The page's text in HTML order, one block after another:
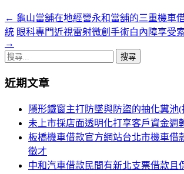
文
章
導
覽
← 龜山當舖在地經營永和當舖的三重機車
統 眼科專門近視雷射微創手術白內障享受
→
搜
關
近期文章
隱形鐵窗主打防墜與防盜的抽化糞池(
未上市採店面透明化打享客戶資金週
板橋機車借款官方網站台北市機車借
徵才
中和汽車借款民間有新北支票借款且